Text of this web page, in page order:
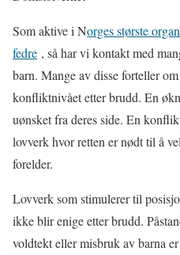
Som aktive i Norges største
fedre , så har vi kontakt med
barn. Mange av disse forteller
konfliktnivået etter brudd. En
uønsket fra deres side. En
lovverk hvor retten er nødt til å
forelder.
Lovverk som stimulerer til
ikke blir enige etter brudd.
voldtekt eller misbruk av barna